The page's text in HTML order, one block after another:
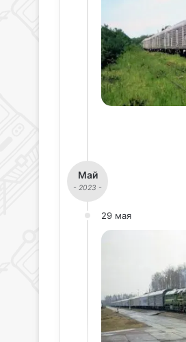
Май
- 2023 -
29 мая